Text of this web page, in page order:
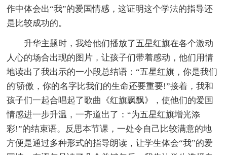
作中体会出“我”的爱国情感，这证明这个学法的指导还
是比较成功的。
升华主题时，我给他们播放了五星红旗在各个激动
人心的场合出现的图片，让孩子们带着感动，他们用情
地读出了我出示的一小段总结语：“五星红旗，你是我们
的'骄傲，你的名字比我们的生命还要重要!”接着，我和
孩子们一起合唱起了歌曲《红旗飘飘》，使他们的爱国
情感进一步升温，一齐道出了：“为五星红旗增光添
彩!”的结束语。反思本节课，一处令自己比较满意的地
方便是通过多种形式的指导朗读，让学生体会“我”的爱